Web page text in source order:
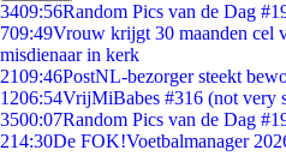
3409:56Random Pics van de Dag
709:49Vrouw krijgt 30 maanden cel
misdienaar in kerk
2109:46PostNL-bezorger steekt
1206:54VrijMiBabes #316 (not very
3500:07Random Pics van de Dag
214:30De FOK!Voetbalmanager